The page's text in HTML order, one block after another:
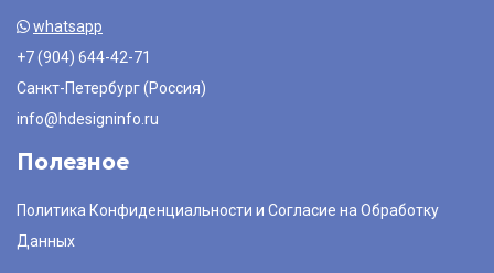
whatsapp
+7 (904) 644-42-71
Санкт-Петербург (Россия)
info@hdesigninfo.ru
Полезное
Политика Конфиденциальности и Согласие на Обработку
Данных